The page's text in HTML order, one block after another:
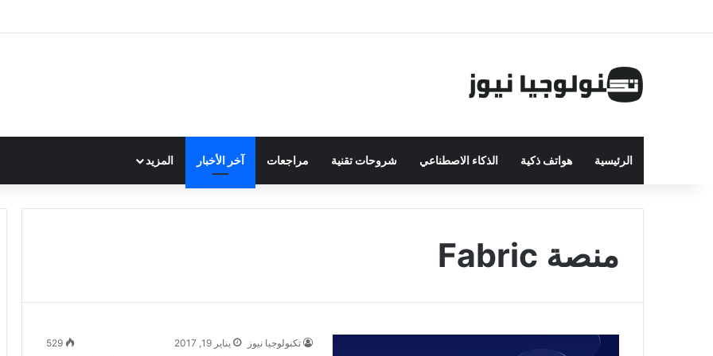
الرئيسية هواتف ذكية الذكاء الاصطناعي شروحات تقنية مراجعات آخر الأخبار المزيد
منصة Fabric
تكنولوجيا نيوز يناير 19, 2017 529